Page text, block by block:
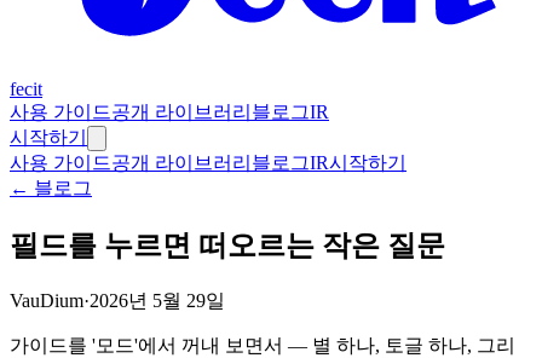
fecit
사용 가이드공개 라이브러리 블로그IR
시작하기
사용 가이드공개 라이브러리 블로그IR시작하기
← 블로그
필드를 누르면 떠오르는 작은 질문
VauDium·2026년 5월 29일
가이드를 '모드'에서 꺼내 보면서 — 별 하나, 토글 하나, 그리